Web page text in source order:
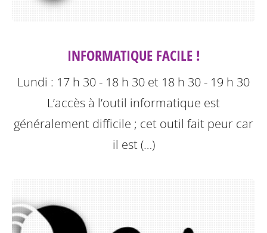
INFORMATIQUE FACILE !
Lundi : 17 h 30 - 18 h 30 et 18 h 30 - 19 h 30
L’accès à l’outil informatique est
généralement difficile ; cet outil fait peur car
il est (…)